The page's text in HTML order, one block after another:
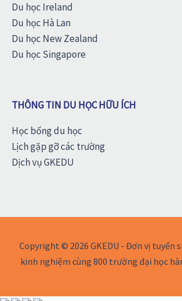
Du học Ireland
Du học Hà Lan
Du học New Zealand
Du học Singapore
THÔNG TIN DU HỌC HỮU ÍCH
Học bổng du học
Lịch gặp gỡ các trường
Dịch vụ GKEDU
Copyright © 2026 GKEDU - Đơn vị tuyển
kinh nghiệm cùng 800 trường đại học